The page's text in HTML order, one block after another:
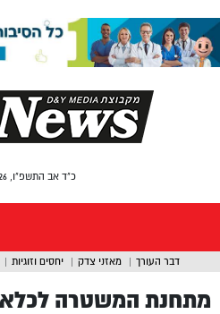
כ"ד אב התשפ"ו, 07/08/2026
דבר העורך מאזני צדק יחסים וזוגיות
מתחנת המשטרה לכלא